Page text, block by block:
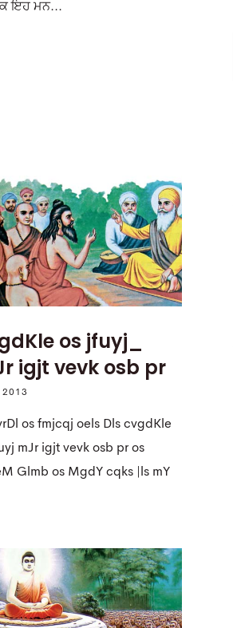
ਇਹ ਮਨ...
os jfuyj_
igjt vevk osb pr
2013
os fmjcqj oels Dls cvgdKle
mJr igjt vevk osb pr os
Glmb os MgdY cqks |ls mY